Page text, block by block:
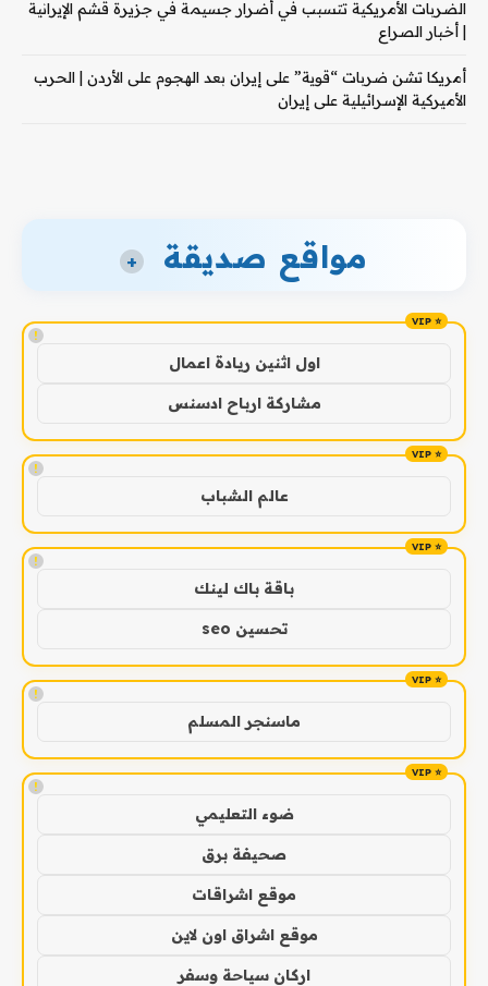
الضربات الأمريكية تتسبب في أضرار جسيمة في جزيرة قشم الإيرانية
| أخبار الصراع
أمريكا تشن ضربات “قوية” على إيران بعد الهجوم على الأردن | الحرب
الأميركية الإسرائيلية على إيران
مواقع صديقة +
!
اول اثنين ريادة اعمال
مشاركة ارباح ادسنس
!
عالم الشباب
!
باقة باك لينك
تحسين seo
!
ماسنجر المسلم
!
ضوء التعليمي
صحيفة برق
موقع اشراقات
موقع اشراق اون لاين
اركان سياحة وسفر